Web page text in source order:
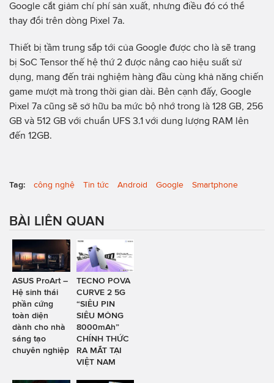
Google cắt giảm chí phí sản xuất, nhưng điều đó có thể
thay đổi trên dòng Pixel 7a.
Thiết bị tầm trung sắp tới của Google được cho là sẽ trang
bị SoC Tensor thế hệ thứ 2 được nâng cao hiệu suất sử
dụng, mang đến trải nghiệm hàng đầu cùng khả năng chiến
game mượt mà trong thời gian dài. Bên cạnh đấy, Google
Pixel 7a cũng sẽ sở hữu ba mức bộ nhớ trong là 128 GB, 256
GB và 512 GB với chuẩn UFS 3.1 với dung lượng RAM lên
đến 12GB.
Tag: công nghệ Tin tức Android Google Smartphone
BÀI LIÊN QUAN
ASUS ProArt –
Hệ sinh thái
phần cứng
toàn diện
dành cho nhà
sáng tạo
chuyên nghiệp
TECNO POVA
CURVE 2 5G
“SIÊU PIN
SIÊU MỎNG
8000mAh”
CHÍNH THỨC
RA MẮT TẠI
VIỆT NAM